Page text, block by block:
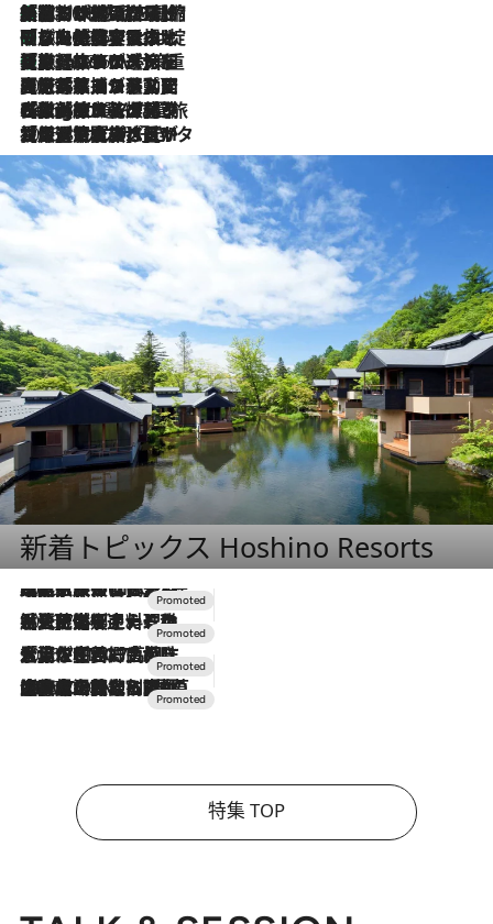
2026.8.6
「荷物が増えるほど旅ストレスは増す」美容ジャーナリストがたどり着いた最終結論。“化粧品を劇的に減らす”感動の凝縮美容とは
2026.8.6
「旅先には金髪ウィッグを持参」日本と同じメイクでは損してる!? 美容ジャーナリストが提案する“掟破りの旅美容”とは
2026.8.6
【厳選旅コスメ】「身軽さ＆UV対策重視！」ヘアアーティストshucoが選んだ夏旅ベストコスメを発表【Mサイズジップ】
2026.8.5
【厳選旅コスメ】国内をあちこち移動する河井菜摘が選んだ夏旅ベストコスメ発表！「リラックスアイテムはマスト」【Mサイズジップ】
2026.8.4
【厳選旅コスメ】「紫外線＆乾燥対策しながらメイク感も！」ヘア＆メイクGeorgeが選んだ夏旅ベストコスメを発表！【Mサイズジップ】
2026.8.3
【厳選旅コスメ】「保湿もタイパ重視！」“サウナ好き”タレント清水みさとが愛用する夏旅ベストコスメを発表！【Mサイズジップ】
新着トピックス Hoshino Resorts
2026.7.31
【ホテル帰省】という選択肢をOMOが提案。家族とほどよい距離を保つには「昼は実家、夜は気兼ねなくホテルで！」
2026.7.24
【夏限定ディナーコース】旬を迎える稚鮎や花ズッキーニなどをイタリア・トスカーナの郷土料理の手法で満喫！
2026.7.17
「土佐和ハーブかき氷」がOMO7高知に登場！生姜、山椒、大葉など目にも舌にも涼を呼ぶ郷土の味
2026.7.10
NEW OPEN！【界 草津】名湯の地に誕生。趣の異なる2種の温泉と上州ならではの会席・蕎麦割烹など美食を味わう究極の癒やし旅
特集 TOP